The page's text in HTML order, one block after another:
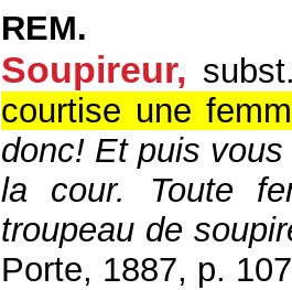
REM.
Soupireur,
courtise une
donc! Et puis
la cour. Toute
troupeau de
Porte, 1887, p.